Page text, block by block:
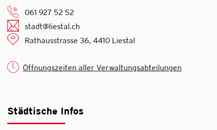
061 927 52 52
stadt@liestal.ch
Rathausstrasse 36, 4410 Liestal
Öffnungszeiten aller Verwaltungsabteilungen
Städtische Infos